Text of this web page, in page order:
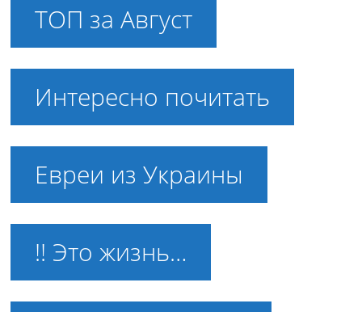
ТОП за Август
Интересно почитать
Евреи из Украины
!! Это жизнь…